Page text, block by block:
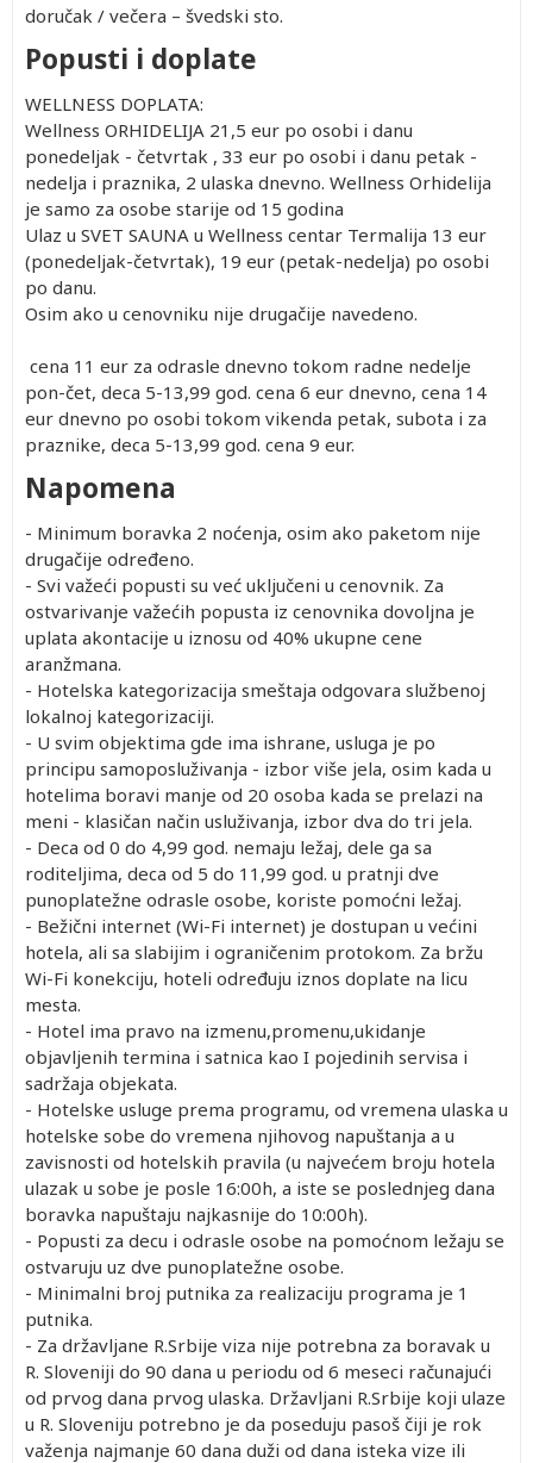
doručak / večera – švedski sto.
Popusti i doplate
WELLNESS DOPLATA:
Wellness ORHIDELIJA 21,5 eur po osobi i danu
ponedeljak - četvrtak , 33 eur po osobi i danu petak -
nedelja i praznika, 2 ulaska dnevno. Wellness Orhidelija
je samo za osobe starije od 15 godina
Ulaz u SVET SAUNA u Wellness centar Termalija 13 eur
(ponedeljak-četvrtak), 19 eur (petak-nedelja) po osobi
po danu.
Osim ako u cenovniku nije drugačije navedeno.
cena 11 eur za odrasle dnevno tokom radne nedelje
pon-čet, deca 5-13,99 god. cena 6 eur dnevno, cena 14
eur dnevno po osobi tokom vikenda petak, subota i za
praznike, deca 5-13,99 god. cena 9 eur.
Napomena
- Minimum boravka 2 noćenja, osim ako paketom nije
drugačije određeno.
- Svi važeći popusti su već uključeni u cenovnik. Za
ostvarivanje važećih popusta iz cenovnika dovoljna je
uplata akontacije u iznosu od 40% ukupne cene
aranžmana.
- Hotelska kategorizacija smeštaja odgovara službenoj
lokalnoj kategorizaciji.
- U svim objektima gde ima ishrane, usluga je po
principu samoposluživanja - izbor više jela, osim kada u
hotelima boravi manje od 20 osoba kada se prelazi na
meni - klasičan način usluživanja, izbor dva do tri jela.
- Deca od 0 do 4,99 god. nemaju ležaj, dele ga sa
roditeljima, deca od 5 do 11,99 god. u pratnji dve
punoplatežne odrasle osobe, koriste pomoćni ležaj.
- Bežični internet (Wi-Fi internet) je dostupan u većini
hotela, ali sa slabijim i ograničenim protokom. Za bržu
Wi-Fi konekciju, hoteli određuju iznos doplate na licu
mesta.
- Hotel ima pravo na izmenu,promenu,ukidanje
objavljenih termina i satnica kao I pojedinih servisa i
sadržaja objekata.
- Hotelske usluge prema programu, od vremena ulaska u
hotelske sobe do vremena njihovog napuštanja a u
zavisnosti od hotelskih pravila (u najvećem broju hotela
ulazak u sobe je posle 16:00h, a iste se poslednjeg dana
boravka napuštaju najkasnije do 10:00h).
- Popusti za decu i odrasle osobe na pomoćnom ležaju se
ostvaruju uz dve punoplatežne osobe.
- Minimalni broj putnika za realizaciju programa je 1
putnika.
- Za državljane R.Srbije viza nije potrebna za boravak u
R. Sloveniji do 90 dana u periodu od 6 meseci računajući
od prvog dana prvog ulaska. Državljani R.Srbije koji ulaze
u R. Sloveniju potrebno je da poseduju pasoš čiji je rok
važenja najmanje 60 dana duži od dana isteka vize ili